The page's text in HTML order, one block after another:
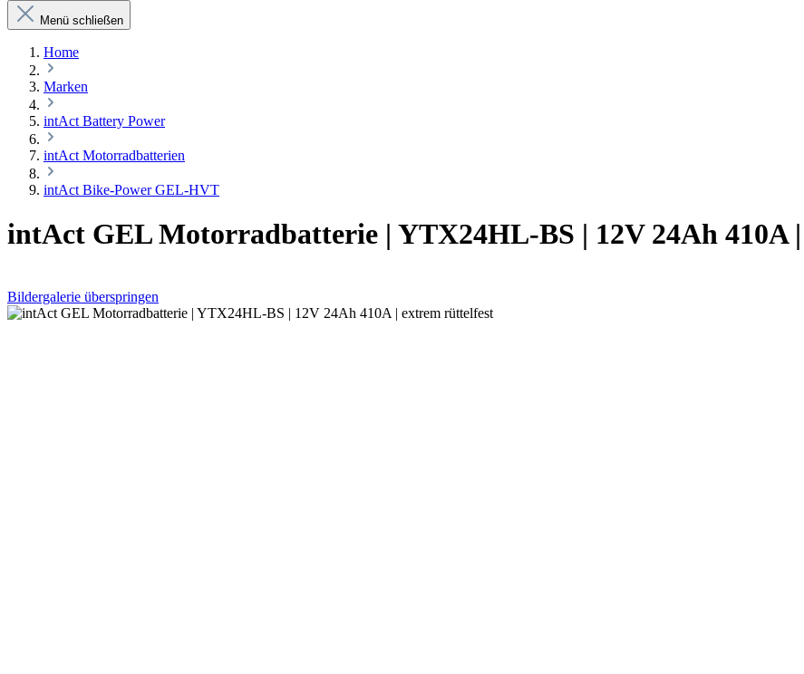
Menü schließen
Home
Marken
intAct Battery Power
intAct Motorradbatterien
intAct Bike-Power GEL-HVT
intAct GEL Motorradbatterie | YTX24HL-BS | 12V 24Ah 410A
Bildergalerie überspringen